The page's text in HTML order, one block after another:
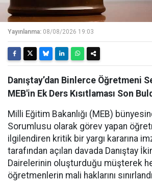
Yayınlanma: 08/08/2026 19:03
Danıştay’dan Binlerce Öğretmeni
MEB'in Ek Ders Kısıtlaması Son
Milli Eğitim Bakanlığı (MEB)
Sorumlusu olarak görev yapan
ilgilendiren kritik bir yargı kararına
tarafından açılan davada Danıştay
Dairelerinin oluşturduğu müşterek
öğretmenlerin mali haklarını